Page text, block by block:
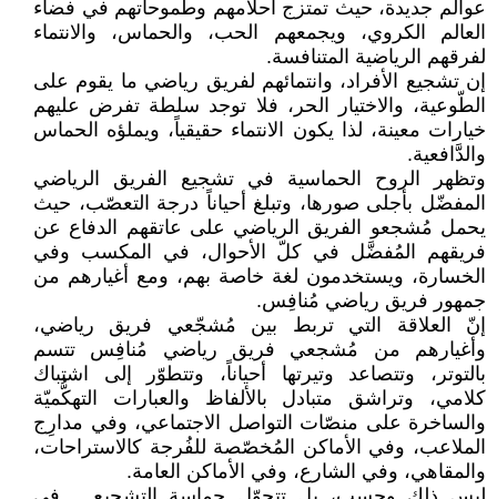
عوالم جديدة، حيث تمتزج أحلامهم وطموحاتهم في فضاء
العالم الكروي، ويجمعهم الحب، والحماس، والانتماء
لفرقهم الرياضية المتنافسة.
إن تشجيع الأفراد، وانتمائهم لفريق رياضي ما يقوم على
الطّوعية، والاختيار الحر، فلا توجد سلطة تفرض عليهم
خيارات معينة، لذا يكون الانتماء حقيقياً، ويملؤه الحماس
والدَّافعية.
وتظهر الروح الحماسية في تشجيع الفريق الرياضي
المفضّل بأجلى صورها، وتبلغ أحياناً درجة التعصّب، حيث
يحمل مُشجعو الفريق الرياضي على عاتقهم الدفاع عن
فريقهم المُفضَّل في كلّ الأحوال، في المكسب وفي
الخسارة، ويستخدمون لغة خاصة بهم، ومع أغيارهم من
جمهور فريق رياضي مُنافِس.
إنّ العلاقة التي تربط بين مُشجّعي فريق رياضي،
وأغيارهم من مُشجعي فريق رياضي مُنافِس تتسم
بالتوتر، وتتصاعد وتيرتها أحياناً، وتتطوّر إلى اشتباك
كلامي، وتراشق متبادل بالألفاظ والعبارات التهكُّميّة
والساخرة على منصّات التواصل الاجتماعي، وفي مدارِج
الملاعب، وفي الأماكن المُخصّصة للفُرجة كالاستراحات،
والمقاهي، وفي الشارع، وفي الأماكن العامة.